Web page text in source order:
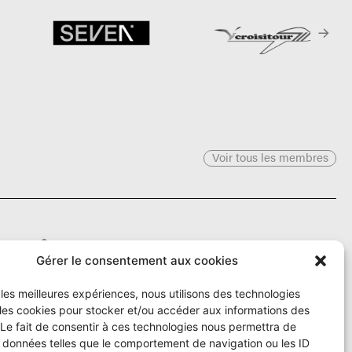
Gérer le consentement aux cookies
meilleures expériences, nous utilisons des technologies
cookies pour stocker et/ou accéder aux informations des
fait de consentir à ces technologies nous permettra de
telles que le comportement de navigation ou les ID
Voir tous les membres
Le Ô
Rue Numa-Droz 150
2300 La Chaux-de-Fonds
T. 032 913 90 00
info@le-O.ch